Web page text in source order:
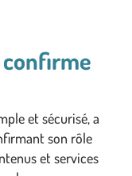
et sécurisé, a
son rôle
et services